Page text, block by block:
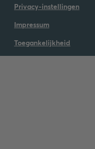
Privacy-instellingen
Impressum
Toegankelijkheid